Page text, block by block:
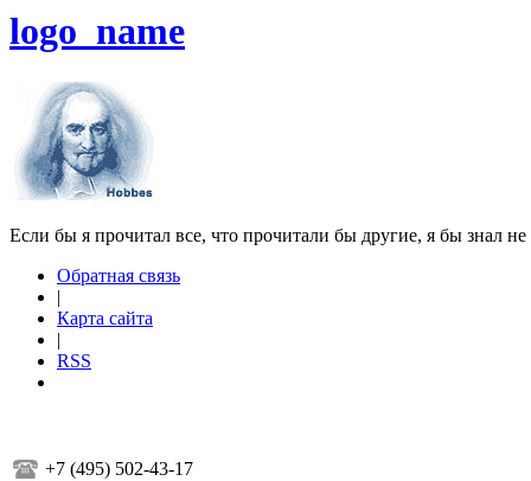
logo_name
Если бы я прочитал все, что прочитали бы другие, я бы знал
Обратная связь
|
Карта сайта
|
RSS
+7 (495) 502-43-17